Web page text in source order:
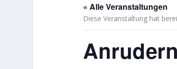
« Alle Veranstaltungen
Diese Veranstaltung hat